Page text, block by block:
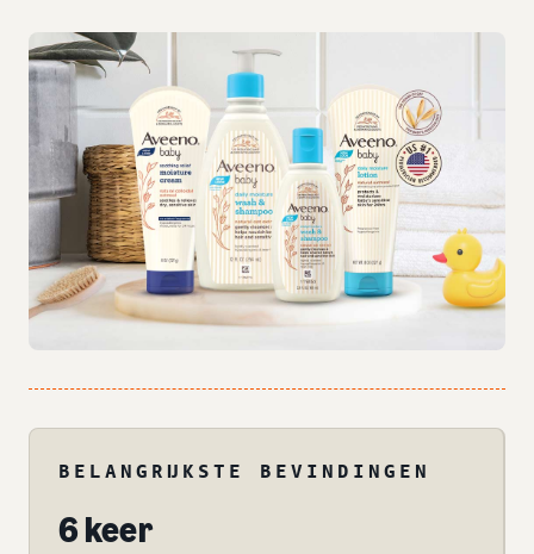
BELANGRIJKSTE BEVINDINGEN
6 keer